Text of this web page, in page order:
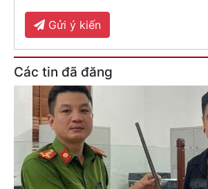
Gửi ý kiến
Các tin đã đăng